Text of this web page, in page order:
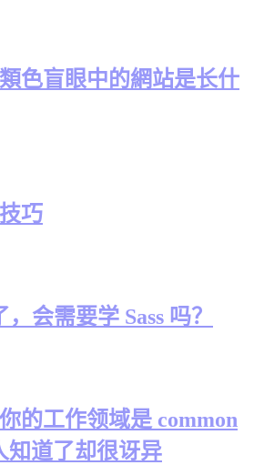
色盲眼中的網站是长什
巧
，会需要学 Sass 吗？
的工作领域是 common
知道了却很讶异